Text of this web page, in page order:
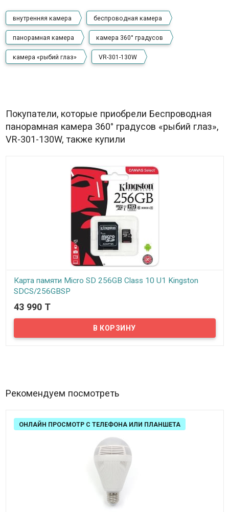
внутренняя камера беспроводная камера
панорамная камера камера 360° градусов
камера «рыбий глаз» VR-301-130W
Покупатели, которые приобрели Беспроводная
панорамная камера 360° градусов «рыбий глаз»,
VR-301-130W, также купили
Карта памяти Micro SD 256GB Class 10 U1 Kingston
SDCS/256GBSP
В наличии
Предлагаем купить карту памяти формата Micro SD, 10 класса
объемом 256 Гб. Данная карта памяти соответствует стандарту
UHS-I Speed Class 1 (U1), минимальная скорость записи которого
43 990 T
Рекомендуем посмотреть
ОНЛАЙН ПРОСМОТР С ТЕЛЕФОНА ИЛИ ПЛАНШЕТА